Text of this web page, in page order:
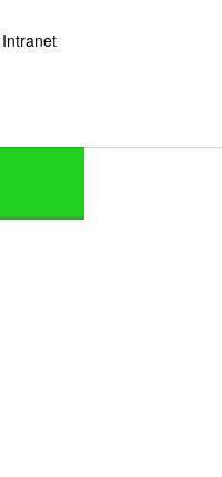
Intranet